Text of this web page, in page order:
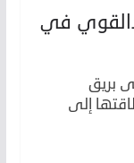
في
بريق
إلى